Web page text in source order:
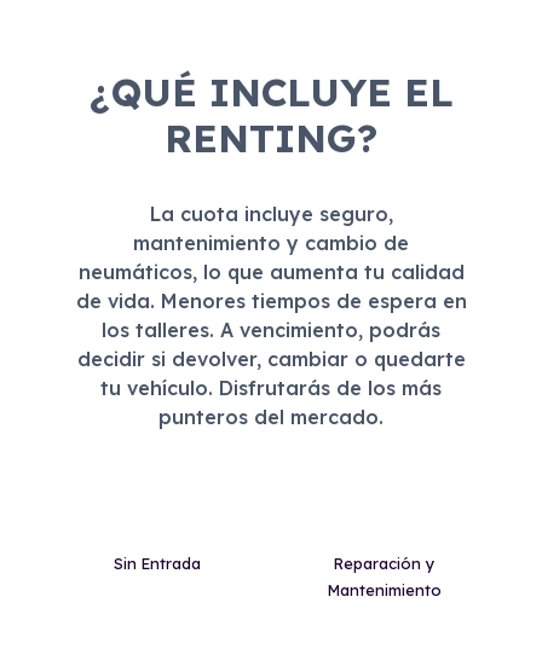
¿QUÉ INCLUYE EL
RENTING?
La cuota incluye seguro,
mantenimiento y cambio de
neumáticos, lo que aumenta tu calidad
de vida. Menores tiempos de espera en
los talleres. A vencimiento, podrás
decidir si devolver, cambiar o quedarte
tu vehículo. Disfrutarás de los más
punteros del mercado.
Sin Entrada
Reparación y
Mantenimiento